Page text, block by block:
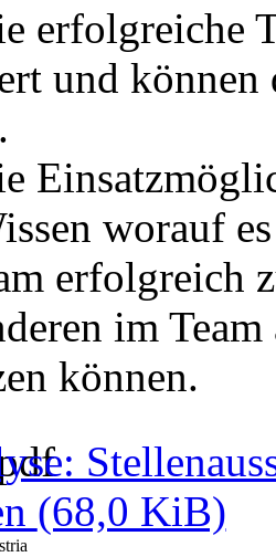
erfolgreiche
und können
worauf
erfolgreich
im Team
können.
(68,0 KiB)